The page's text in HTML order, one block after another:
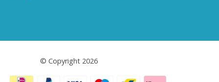
© Copyright 2026